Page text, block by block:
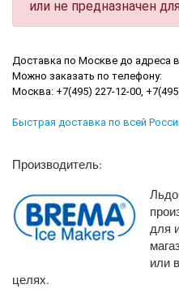
или не предназначен
Доставка по Москве до адреса
Можно заказать по телефону:
Москва: +7(495) 227-12-00,
Быстрая доставка по всей
Производитель:
для
или
целях.